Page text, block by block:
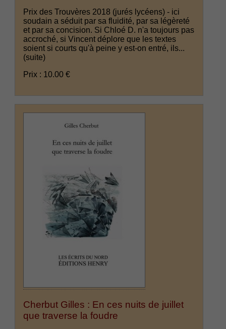
Prix des Trouvères 2018 (jurés lycéens) - ici
soudain a séduit par sa fluidité, par sa légèreté
et par sa concision. Si Chloé D. n'a toujours pas
accroché, si Vincent déplore que les textes
soient si courts qu'à peine y est-on entré, ils...
(suite)
Prix : 10.00 €
Cherbut Gilles : En ces nuits de juillet
que traverse la foudre